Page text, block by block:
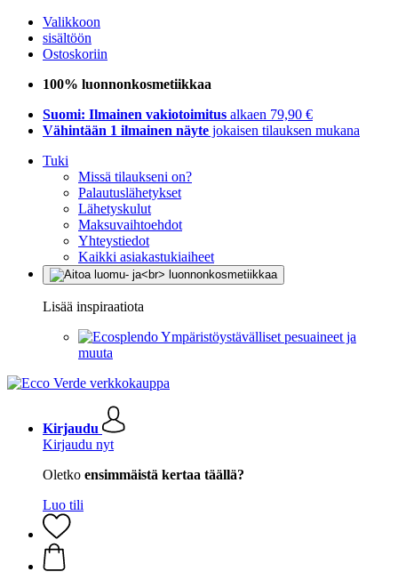
Valikkoon
sisältöön
Ostoskoriin
100% luonnonkosmetiikkaa
Suomi: Ilmainen vakiotoimitus alkaen 79,90 €
Vähintään 1 ilmainen näyte jokaisen tilauksen mukana
Tuki
Missä tilaukseni on?
Palautuslähetykset
Lähetyskulut
Maksuvaihtoehdot
Yhteystiedot
Kaikki asiakastukiaiheet
Lisää inspiraatiota
Ympäristöystävälliset pesuaineet ja
muuta
Kirjaudu
Kirjaudu nyt
Oletko ensimmäistä kertaa täällä?
Luo tili